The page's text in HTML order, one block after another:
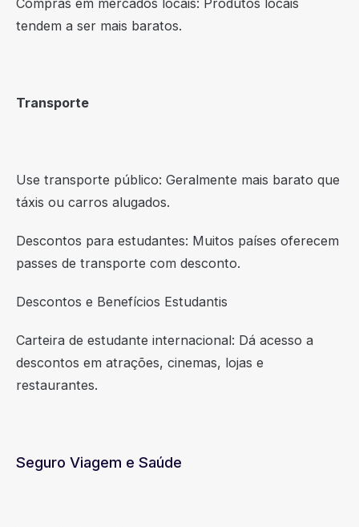
Compras em mercados locais: Produtos locais
tendem a ser mais baratos.
Transporte
Use transporte público: Geralmente mais barato que
táxis ou carros alugados.
Descontos para estudantes: Muitos países oferecem
passes de transporte com desconto.
Descontos e Benefícios Estudantis
Carteira de estudante internacional: Dá acesso a
descontos em atrações, cinemas, lojas e
restaurantes.
Seguro Viagem e Saúde